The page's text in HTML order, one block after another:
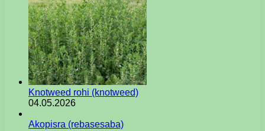
Knotweed rohi (knotweed)
04.05.2026
Akopisra (rebasesaba)